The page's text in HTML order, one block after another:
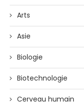
Arts
Asie
Biologie
Biotechnologie
Cerveau humain